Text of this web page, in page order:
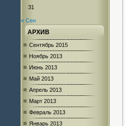
31
« Сен
АРХИВ
Сентябрь 2015
Ноябрь 2013
Июнь 2013
Май 2013
Апрель 2013
Март 2013
Февраль 2013
Январь 2013